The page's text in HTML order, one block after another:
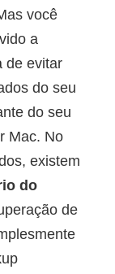
você
a
de evitar
do seu
do seu
Mac. No
existem
do
de